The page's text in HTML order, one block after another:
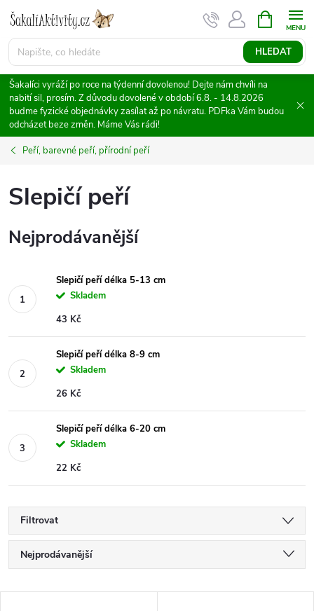
Přejít
obsah
HLEDAT
NÁKUPNÍ
KOŠÍK
Šakalíci vyráží po roce na týdenní dovolenou! Dejte nám chvíli na
nabití sil, prosím. Z důvodu dovolené v období 6.8. - 14.8.2026
budme fyzické objednávky zasílat až po návratu. PDFka Vám budou
odcházet beze změn. Máme Vás rádi!
Peří, barevné peří, přírodní peří
Slepičí peří
Nejprodávanější
Slepičí peří délka 5-13 cm
Skladem
43 Kč
Slepičí peří délka 8-9 cm
Skladem
26 Kč
Slepičí peří délka 6-20 cm
Skladem
22 Kč
Filtrovat
Ř
a
Nejprodávanější